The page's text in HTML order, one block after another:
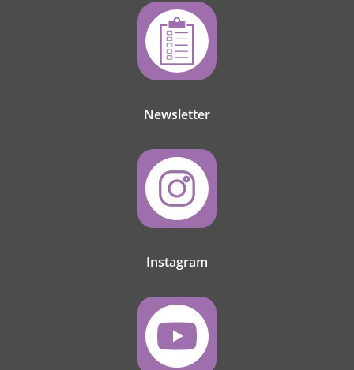
Newsletter
Instagram